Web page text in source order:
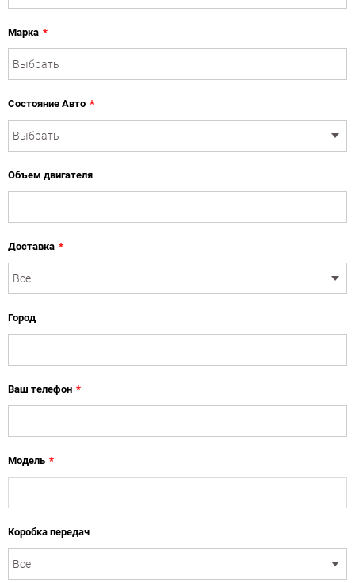
Марка *
Состояние Авто *
Объем двигателя
Доставка *
Город
Ваш телефон *
Модель *
Коробка передач